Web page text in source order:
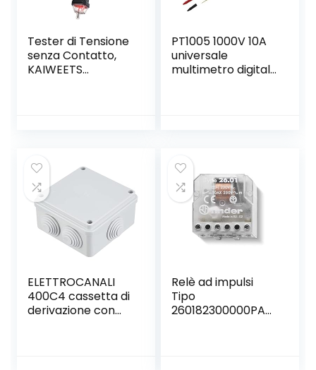
Tester di Tensione
senza Contatto,
KAIWEETS
Filo Fase/Neutro,
Torcia, Allarme
Acustico
PT1005 1000V 10A
universale
multimetro digitale
ELETTROCANALI
400C4 cassetta di
derivazione con
Relè ad impulsi
Tipo
260182300000PAS